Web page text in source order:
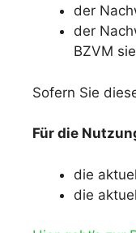
der
der
BZVM
Sofern Sie
Für die
die
die